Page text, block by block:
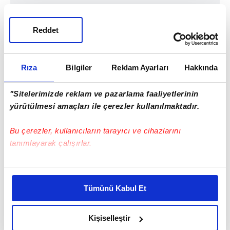
Rıza Bilgiler Reklam Ayarları Hakkında
"Sitelerimizde reklam ve pazarlama faaliyetlerinin
yürütülmesi amaçları ile çerezler kullanılmaktadır.
Bu çerezler, kullanıcıların tarayıcı ve cihazlarını
tanımlayarak çalışırlar.
Bu çerezlere izin vermeniz halinde sizlere özel
daha iyi reklam deneyimi yaşatabiliriz. Bunu yaparken
amacımızın size daha iyi bir reklam deneyimi sunmak
olduğunu ve sizlere en iyi içerikleri sunabilmek adına
Tümünü Kabul Et
Kişiselleştir
Reddet